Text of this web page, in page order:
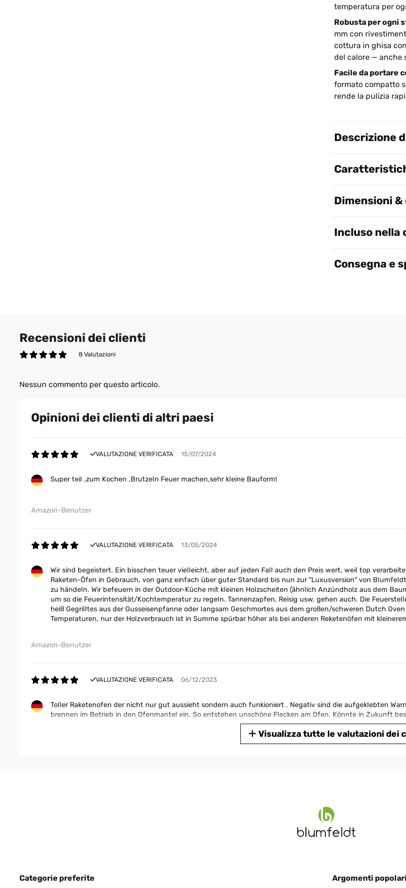
temperatura per
Robusta per ogni
mm con
cottura in ghisa
del calore — anche
Facile da portare
formato compatto
rende la pulizia
Descrizione
Dimensioni
Incluso nella
Consegna e
Recensioni dei clienti
8 Valutazioni
Nessun commento per questo articolo.
Opinioni dei clienti di altri paesi
VALUTAZIONE VERIFICATA 15/07/2024
Super teil ,zum Kochen ,Brutzeln Feuer machen,sehr kleine Bauform!
Amazon-Benutzer
VALUTAZIONE VERIFICATA 13/05/2024
Wir sind begeistert. Ein bisschen teuer vielleicht, aber auf jeden Fall auch den Preis wert, weil top
Raketen-Öfen in Gebrauch, von ganz einfach über guter Standard bis nun zur "Luxusversion" von
zu händeln. Wir befeuern in der Outdoor-Küche mit kleinen Holzscheiten (ähnlich Anzündholz aus dem
um so die Feuerintensität/Kochtemperatur zu regeln. Tannenzapfen, Reisig usw. gehen auch. Die
heiß Gegrilltes aus der Gusseisenpfanne oder langsam Geschmortes aus dem großen/schweren Dutch
Temperaturen, nur der Holzverbrauch ist in Summe spürbar höher als bei anderen Reketenöfen mit
Amazon-Benutzer
VALUTAZIONE VERIFICATA 06/12/2023
Toller Raketenofen der nicht nur gut aussieht sondern auch funkioniert . Negativ sind die aufgeklebten
brennen im Betrieb in den Ofenmantel ein. So entstehen unschöne Flecken am Ofen. Könnte in Zukunft
Visualizza tutte le valutazioni dei
Categorie preferite Argomenti popolari